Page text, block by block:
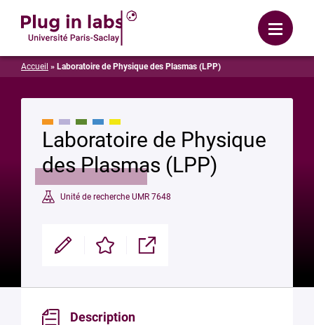
Menu
Accueil » Laboratoire de Physique des Plasmas (LPP)
Laboratoire de Physique
des Plasmas (LPP)
Unité de recherche UMR 7648
Modifier Enregistrer Partager
Description